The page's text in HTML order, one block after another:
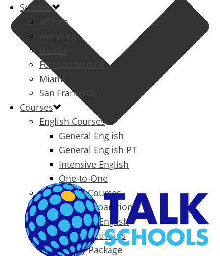
Schools
Atlanta
Aventura
Fort Lauderdale
Miami
San Francisco
Courses
English Courses
General English
General English PT
Intensive English
One-to-One
Specialized Courses
Exam Preparation
Business English
Packages & Activities
Family Package